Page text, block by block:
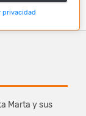
privacidad
Marta y sus